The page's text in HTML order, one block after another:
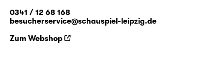
0341 / 12 68 168
besucherservice@schauspiel-leipzig.de
Zum Webshop